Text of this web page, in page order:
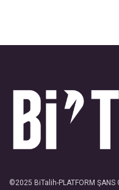
©2025 BiTalih-PLATFORM ŞANS